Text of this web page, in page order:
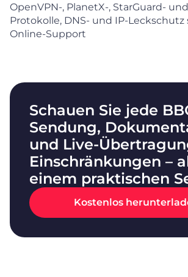
OpenVPN-, PlanetX-, StarGuard-
Protokolle, DNS- und IP-Leckschutz
Online-Support
Schauen Sie jede
Sendung,
und Live-
Einschränkungen –
einem praktischen
Kostenlos